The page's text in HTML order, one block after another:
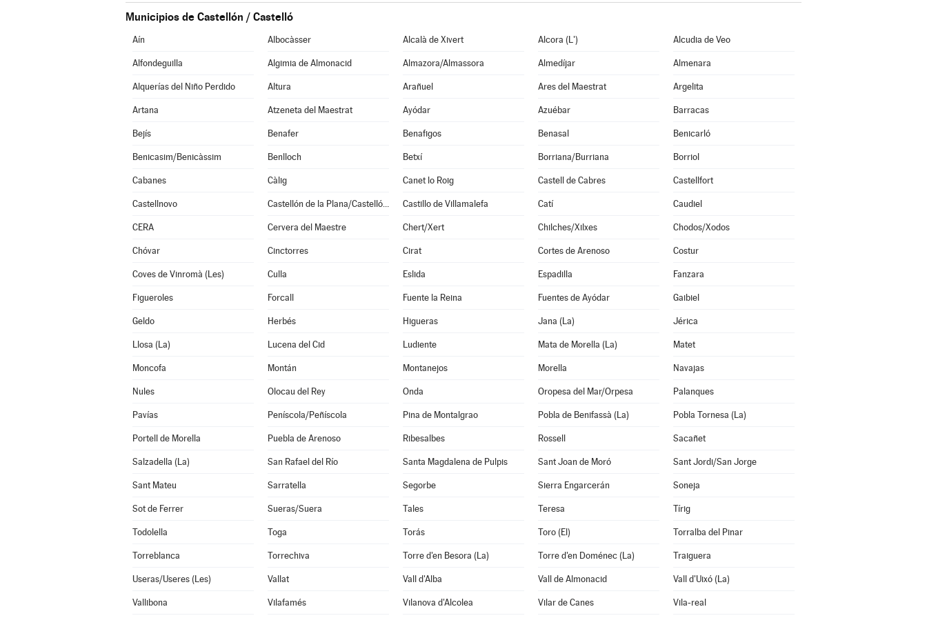
Municipios de Castellón / Castelló
Aín Albocàsser Alcalà de Xivert Alcora (L') Alcudia de Veo
Alfondeguilla Algimia de Almonacid Almazora/Almassora Almedíjar Almenara
Alquerías del Niño Perdido Altura Arañuel Ares del Maestrat Argelita
Artana Atzeneta del Maestrat Ayódar Azuébar Barracas
Bejís Benafer Benafigos Benasal Benicarló
Benicasim/Benicàssim Benlloch Betxí Borriana/Burriana Borriol
Cabanes Càlig Canet lo Roig Castell de Cabres Castellfort
Castellnovo Castellón de la Plana/Castelló de la Plana Castillo de Villamalefa Catí Caudiel
CERA Cervera del Maestre Chert/Xert Chilches/Xilxes Chodos/Xodos
Chóvar Cinctorres Cirat Cortes de Arenoso Costur
Coves de Vinromà (Les) Culla Eslida Espadilla Fanzara
Figueroles Forcall Fuente la Reina Fuentes de Ayódar Gaibiel
Geldo Herbés Higueras Jana (La) Jérica
Llosa (La) Lucena del Cid Ludiente Mata de Morella (La) Matet
Moncofa Montán Montanejos Morella Navajas
Nules Olocau del Rey Onda Oropesa del Mar/Orpesa Palanques
Pavías Peníscola/Peñíscola Pina de Montalgrao Pobla de Benifassà (La) Pobla Tornesa (La)
Portell de Morella Puebla de Arenoso Ribesalbes Rossell Sacañet
Salzadella (La) San Rafael del Río Santa Magdalena de Pulpis Sant Joan de Moró Sant Jordi/San Jorge
Sant Mateu Sarratella Segorbe Sierra Engarcerán Soneja
Sot de Ferrer Sueras/Suera Tales Teresa Tírig
Todolella Toga Torás Toro (El) Torralba del Pinar
Torreblanca Torrechiva Torre d'en Besora (La) Torre d'en Doménec (La) Traiguera
Useras/Useres (Les) Vallat Vall d'Alba Vall de Almonacid Vall d'Uixó (La)
Vallibona Vilafamés Vilanova d'Alcolea Vilar de Canes Vila-real